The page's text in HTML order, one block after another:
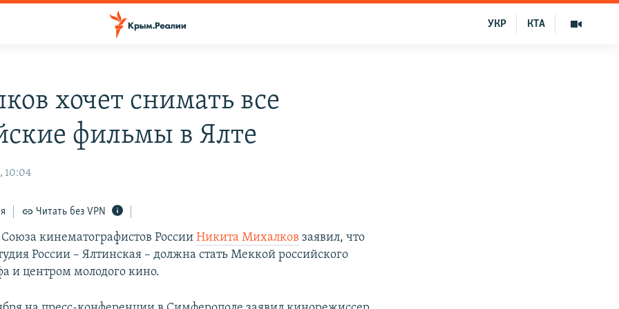
КТА
УКР
хочет снимать все
фильмы в Ялте
10:04
Читать без VPN
Союза кинематографистов РоссииНикита Михалков заявил, что
России – Ялтинская – должна стать Меккой российского
и центром молодого кино.